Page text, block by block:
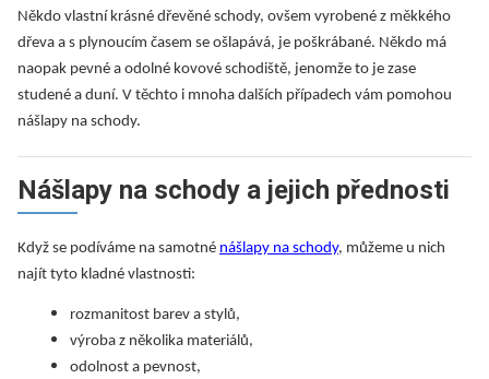
Někdo vlastní krásné dřevěné schody, ovšem vyrobené z měkkého
dřeva a s plynoucím časem se ošlapává, je poškrábané. Někdo má
naopak pevné a odolné kovové schodiště, jenomže to je zase
studené a duní. V těchto i mnoha dalších případech vám pomohou
nášlapy na schody.
Nášlapy na schody a jejich přednosti
Když se podíváme na samotné nášlapy na schody, můžeme u nich
najít tyto kladné vlastnosti:
rozmanitost barev a stylů,
výroba z několika materiálů,
odolnost a pevnost,